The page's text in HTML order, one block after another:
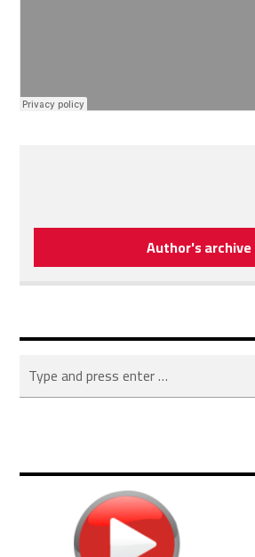
Author's archive